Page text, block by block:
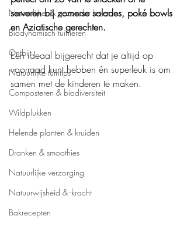
Natuurlijker & gezonder leven
Biodynamisch tuinieren
Ontbijt
Natuurlijke tuintips
Composteren & biodiversiteit
Wildplukken
Helende planten & kruiden
Dranken & smoothies
Natuurlijke verzorging
Natuurwijsheid & -kracht
Bakrecepten
serveren bij zomerse salades, poké bowls
en Aziatische gerechten.
Een ideaal bijgerecht dat je altijd op
voorraad kunt hebben én superleuk is om
samen met de kinderen te maken.